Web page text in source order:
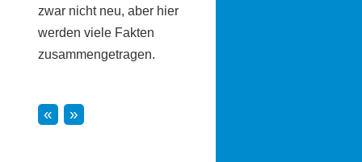
zwar nicht neu, aber hier
werden viele Fakten
zusammengetragen.
« »